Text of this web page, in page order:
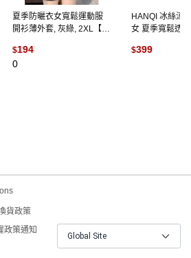
夏季防曬衣女寬鬆運動服
開衫薄外套, 灰綠, 2XL【建
$194
0
HANQI 冰絲涼
女 夏季寬鬆透
$399
貨政策
政策通知
Global Site